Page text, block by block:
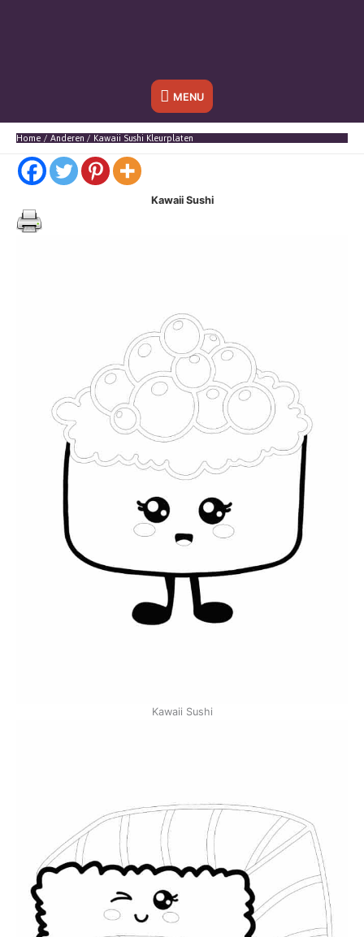
Onder
header
MENU
Home Anderen Kawaii Sushi Kleurplaten
Kawaii Sushi
Kawaii Sushi